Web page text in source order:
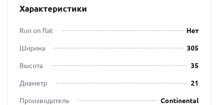
Характеристики
Run on flat
Нет
Ширина
305
Высота
35
Диаметр
21
Производитель
Continental